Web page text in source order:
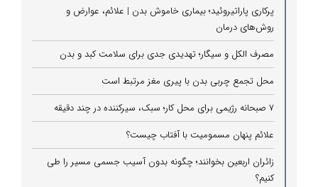
پرکاری پاراتیروئید؛ بیماری خاموش بدن | علائم، عوارض و
روش‌های درمان
مصرف الکل و سیگار؛ تهدیدی جدی برای سلامت کبد و بدن
محل تجمع چربی بدن با پیری مغز مرتبط است
۷ صبحانه رژیمی برای محل کار؛ سبک، سیرکننده در چند دقیقه
علائم پنهان مسمومیت با آفتاب چیست؟
زائران اربعین بخوانند؛ چگونه بدون آسیب جسمی مسیر را طی
کنیم؟